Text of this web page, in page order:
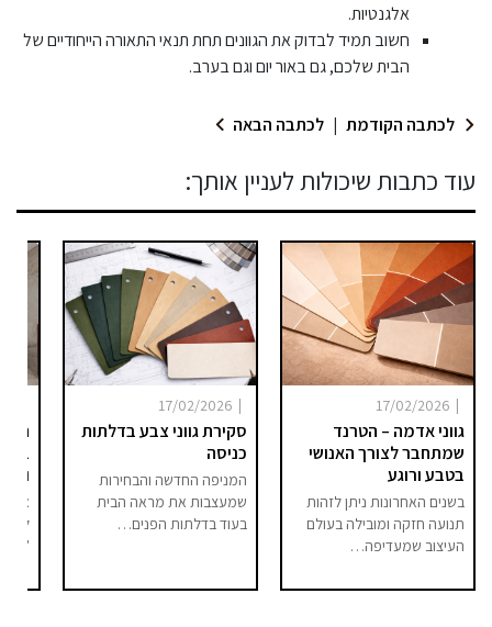
אלגנטיות.
חשוב תמיד לבדוק את הגוונים תחת תנאי התאורה הייחודיים של
הבית שלכם, גם באור יום וגם בערב.
לכתבה הקודמת | לכתבה הבאה
עוד כתבות שיכולות לעניין אותך:
|
17/02/2026
גווני אדמה – הטרנד
שמתחבר לצורך האנושי
בטבע ורוגע
בשנים האחרונות ניתן לזהות
תנועה חזקה ומובילה בעולם
העיצוב שמעדיפה…
|
17/02/2026
סקירת גווני צבע בדלתות
כניסה
המניפה החדשה והבחירות
שמעצבות את מראה הבית
בעוד בדלתות הפנים…
אם